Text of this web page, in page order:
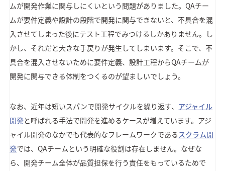
ムが開発作業に関与しにくいという問題がありました。QAチー
ムが要件定義や設計の段階で開発に関与できないと、不具合を混
入させてしまった後にテスト工程でみつけるしかありません。し
かし、それだと大きな手戻りが発生してしまいます。そこで、不
具合を混入させないために要件定義、設計工程からQAチームが
開発に関与できる体制をつくるのが望ましいでしょう。
なお、近年は短いスパンで開発サイクルを繰り返す、 アジャイル
開発と呼ばれる手法で開発を進めるケースが増えています。アジ
ャイル開発のなかでも代表的なフレームワークであるスクラム開
発では、QAチームという明確な役割は存在しません。なぜな
ら、開発チーム全体が品質担保を行う責任をもっているためで